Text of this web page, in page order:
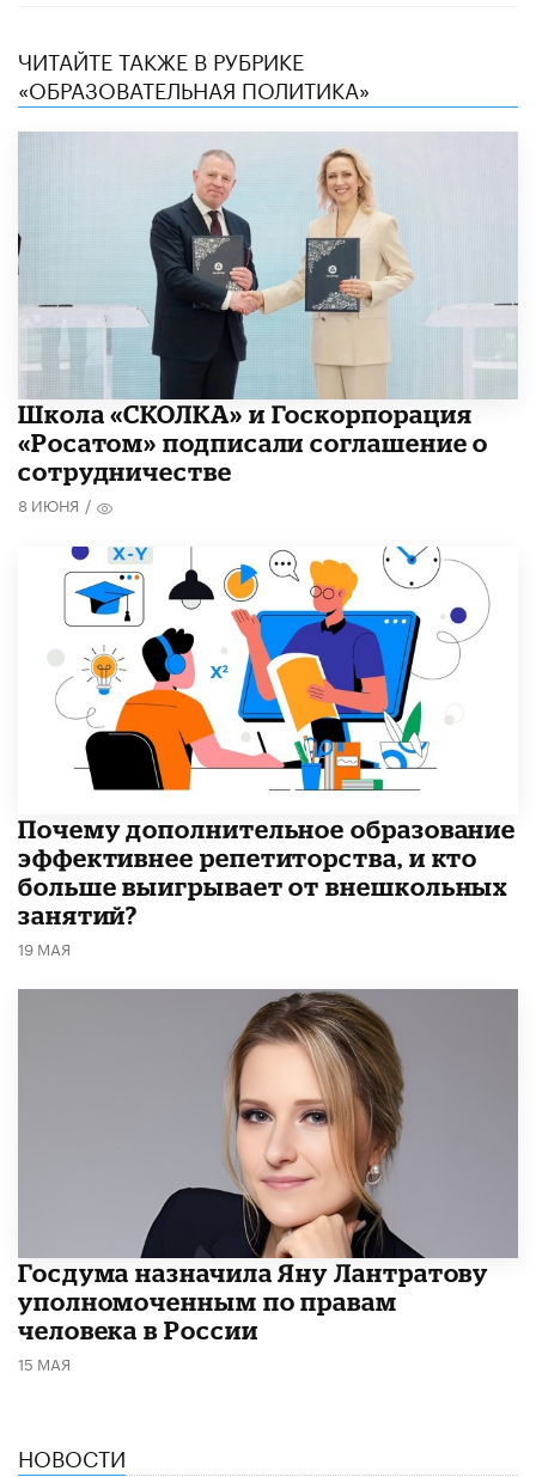
ЧИТАЙТЕ ТАКЖЕ В РУБРИКЕ
«ОБРАЗОВАТЕЛЬНАЯ ПОЛИТИКА»
Школа «СКОЛКА» и Госкорпорация
«Росатом» подписали соглашение о
сотрудничестве
8 ИЮНЯ /
​Почему дополнительное образование
эффективнее репетиторства, и кто
больше выигрывает от внешкольных
занятий?
19 МАЯ
Госдума назначила Яну Лантратову
уполномоченным по правам
человека в России
15 МАЯ
НОВОСТИ